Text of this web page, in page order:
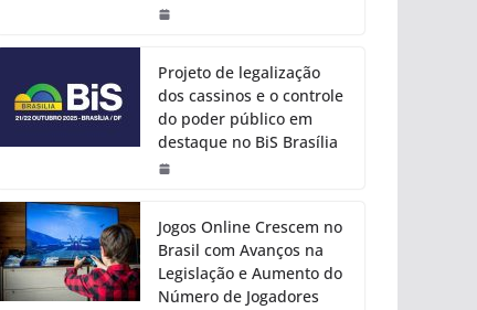
Projeto de legalização
dos cassinos e o controle
do poder público em
destaque no BiS Brasília
Jogos Online Crescem no
Brasil com Avanços na
Legislação e Aumento do
Número de Jogadores